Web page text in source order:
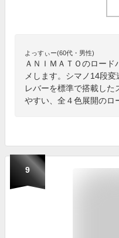
よっすぃー(60代・男性)
ＡＮＩＭＡＴＯのロード
メします。シマノ14段
レバーを標準で搭載した
やすい、全４色展開のロ
9